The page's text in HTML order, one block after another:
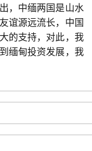
，中缅两国是山水
谊源远流长，中国
的支持，对此，我
缅甸投资发展，我